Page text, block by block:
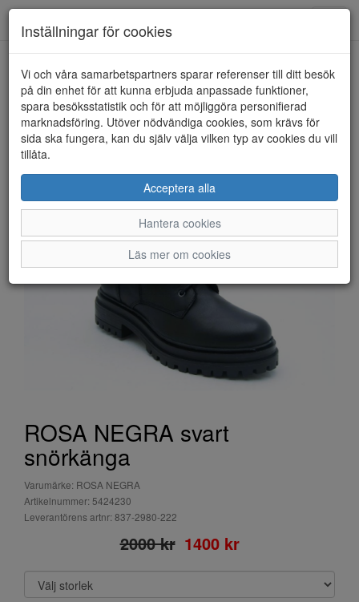
HEM ROSA NEGRA
ROSA NEGRA svart
snörkänga
Varumärke: ROSA NEGRA
Artikelnummer: 5424230
Leverantörens artnr: 837-2980-222
2000 kr 1400 kr
Inställningar för cookies
Vi och våra samarbetspartners sparar referenser till ditt besök
på din enhet för att kunna erbjuda anpassade funktioner,
spara besöksstatistik och för att möjliggöra personifierad
marknadsföring. Utöver nödvändiga cookies, som krävs för
sida ska fungera, kan du själv välja vilken typ av cookies du vill
tillåta.
Acceptera alla
Hantera cookies
Läs mer om cookies